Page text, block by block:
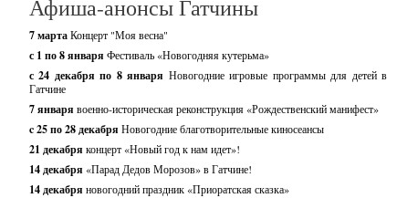
Афиша-анонсы Гатчины
7 мартаКонцерт "Моя весна"
с 1 по 8 января Фестиваль «Новогодняя кутерьма»
с 24 декабря по 8 января Новогодние игровые программы для детей в
Гатчине
7 января военно-историческая реконструкция «Рождественский манифест»
c 25 по 28 декабря Новогодние благотворительные киносеансы
21 декабря концерт «Новый год к нам идет»!
14 декабря «Парад Дедов Морозов» в Гатчине!
14 декабря новогодний праздник «Приоратская сказка»